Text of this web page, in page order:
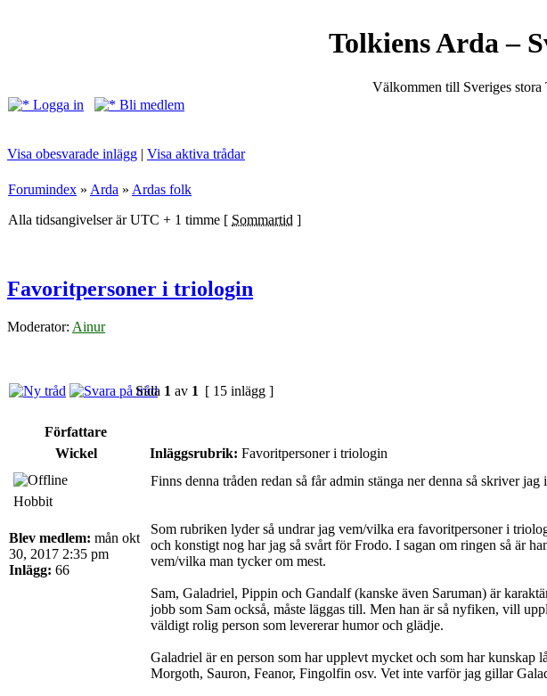
Tolkiens Arda –
Välkommen till Sveriges
Logga in
Bli medlem
Visa obesvarade inlägg | Visa aktiva trådar
Forumindex » Arda » Ardas folk
Alla tidsangivelser är UTC + 1 timme [ Sommartid ]
Favoritpersoner i triologin
Moderator: Ainur
Sida 1 av 1 [ 15 inlägg ]
Författare
Wickel
Inläggsrubrik: Favoritpersoner i triologin
Hobbit
Blev medlem: mån okt
30, 2017 2:35 pm
Inlägg: 66
Finns denna tråden redan så får admin stänga ner denna så skriver
Som rubriken lyder så undrar jag vem/vilka era favoritpersoner i
och konstigt nog har jag så svårt för Frodo. I sagan om ringen så är
vem/vilka man tycker om mest.
Sam, Galadriel, Pippin och Gandalf (kanske även Saruman) är
jobb som Sam också, måste läggas till. Men han är så nyfiken, vill
väldigt rolig person som levererar humor och glädje.
Galadriel är en person som har upplevt mycket och som har
Morgoth, Sauron, Feanor, Fingolfin osv. Vet inte varför jag gillar